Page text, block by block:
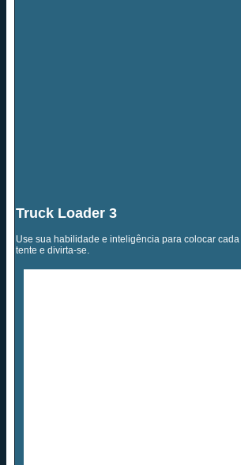
Truck Loader 3
Use sua habilidade e inteligência para colocar
tente e divirta-se.